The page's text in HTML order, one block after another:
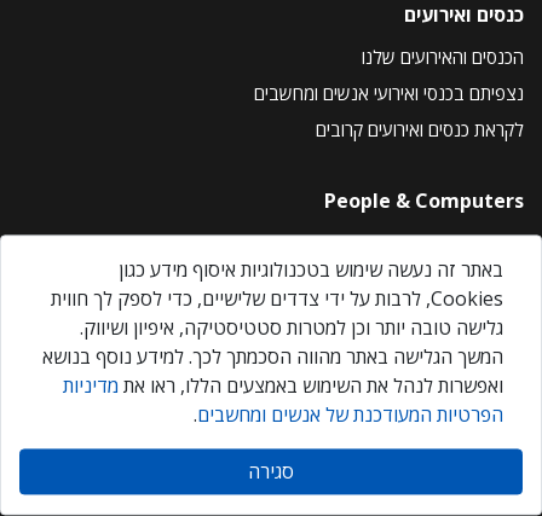
כנסים ואירועים
הכנסים והאירועים שלנו
נצפיתם בכנסי ואירועי אנשים ומחשבים
לקראת כנסים ואירועים קרובים
People & Computers
About Us
Privacy Policy
Contact Us
Our Events
אנשים ומחשבים © 2026 – כל הזכויות שמורות
באתר זה נעשה שימוש בטכנולוגיות איסוף מידע כגון
Cookies, לרבות על ידי צדדים שלישיים, כדי לספק לך חווית
גלישה טובה יותר וכן למטרות סטטיסטיקה, איפיון ושיווק.
המשך הגלישה באתר מהווה הסכמתך לכך. למידע נוסף בנושא
ואפשרות לנהל את השימוש באמצעים הללו, ראו את מדיניות
הפרטיות המעודכנת של אנשים ומחשבים.
סגירה